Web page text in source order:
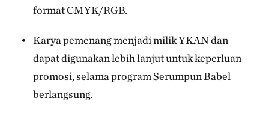
format CMYK/RGB.
Karya pemenang menjadi milik YKAN dan
dapat digunakan lebih lanjut untuk keperluan
promosi, selama program Serumpun Babel
berlangsung.